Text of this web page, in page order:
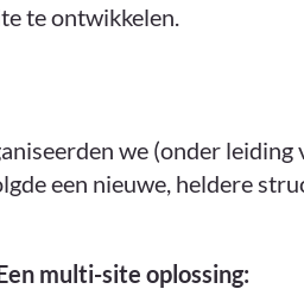
te ontwikkelen.
we (onder leiding
een nieuwe, heldere
multi-site oplossing: